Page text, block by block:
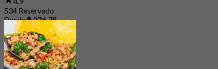
534 Reservado
Desde฿ 276.75